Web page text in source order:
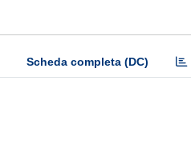
Scheda completa (DC)